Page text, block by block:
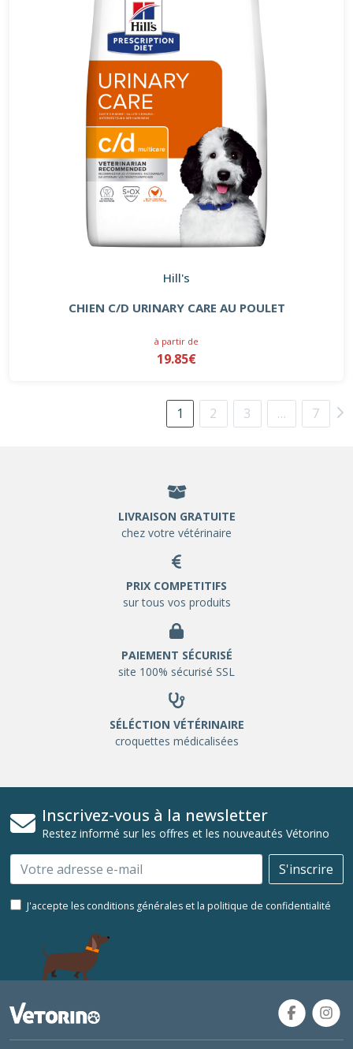
Hill's
CHIEN C/D URINARY CARE AU POULET
à partir de
19.85€
1 2 3 … 7
LIVRAISON GRATUITE
chez votre vétérinaire
PRIX COMPETITIFS
sur tous vos produits
PAIEMENT SÉCURISÉ
site 100% sécurisé SSL
SÉLÉCTION VÉTÉRINAIRE
croquettes médicalisées
Inscrivez-vous à la newsletter
Restez informé sur les offres et les nouveautés Vétorino
Email S'inscrire
J'accepte les conditions générales et la politique de confidentialité